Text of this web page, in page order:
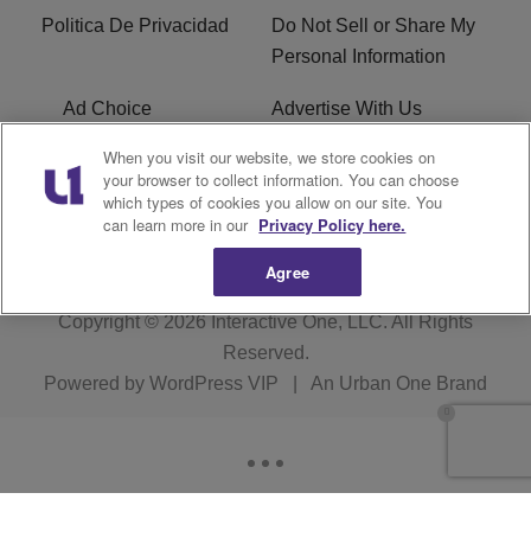
Politica De Privacidad
Do Not Sell or Share My
Personal Information
Ad Choice Advertise With Us
Terms of Service R1 Digital
Closed Captioning
Copyright © 2026Interactive One, LLC. All Rights
Reserved.
Powered by WordPress VIP An Urban One Brand
When you visit our website, we store cookies on
your browser to collect information. You can choose
which types of cookies you allow on our site. You
can learn more in our Privacy Policy here.
Agree